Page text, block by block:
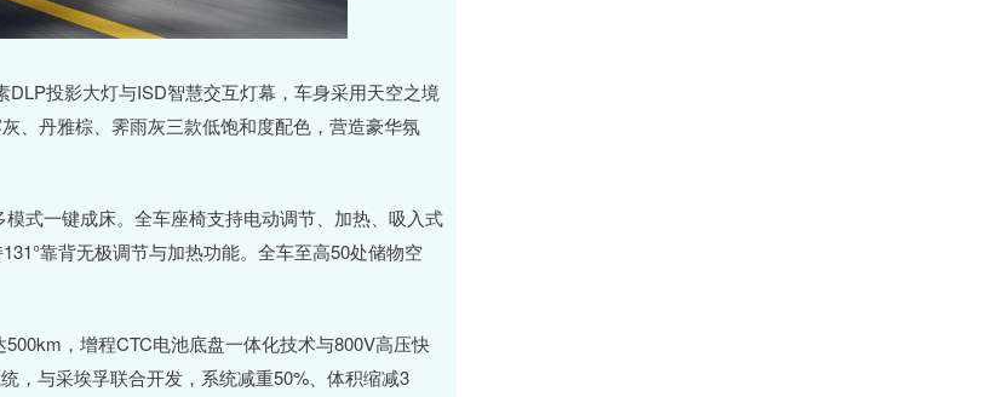
DLP投影大灯与ISD智慧交互灯幕，车身采用天空之境
、丹雅棕、霁雨灰三款低饱和度配色，营造豪华氛
式一键成床。全车座椅支持电动调节、加热、吸入式
靠背无极调节与加热功能。全车至高50处储物空
，增程CTC电池底盘一体化技术与800V高压快
，与采埃孚联合开发，系统减重50%、体积缩减3